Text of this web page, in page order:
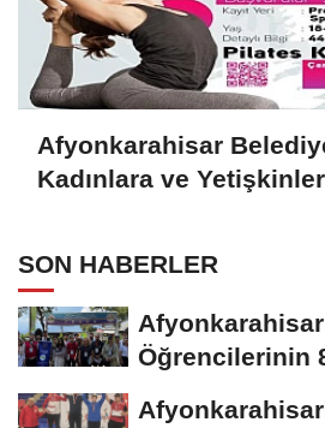
Afyonkarahisar
Kadınlara ve
SON HABERLER
Öğrencilerinin